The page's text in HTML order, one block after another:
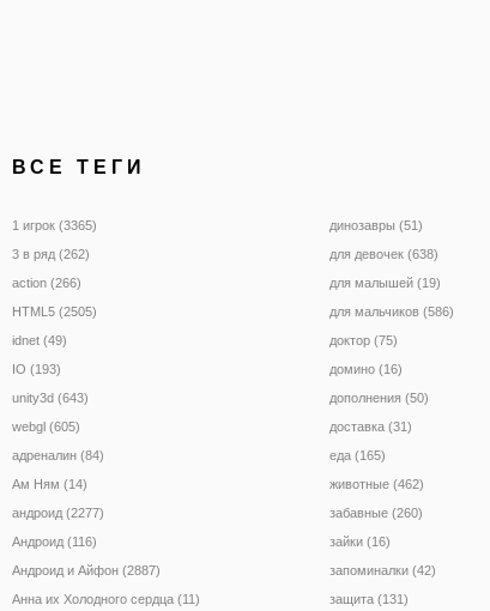
ВСЕ ТЕГИ
1 игрок (3365)
3 в ряд (262)
action (266)
HTML5 (2505)
idnet (49)
IO (193)
unity3d (643)
webgl (605)
адреналин (84)
Ам Ням (14)
андроид (2277)
Андроид (116)
Андроид и Айфон (2887)
Анна их Холодного сердца (11)
динозавры (51)
для девочек (638)
для малышей (19)
для мальчиков (586)
доктор (75)
домино (16)
дополнения (50)
доставка (31)
еда (165)
животные (462)
забавные (260)
зайки (16)
запоминалки (42)
защита (131)